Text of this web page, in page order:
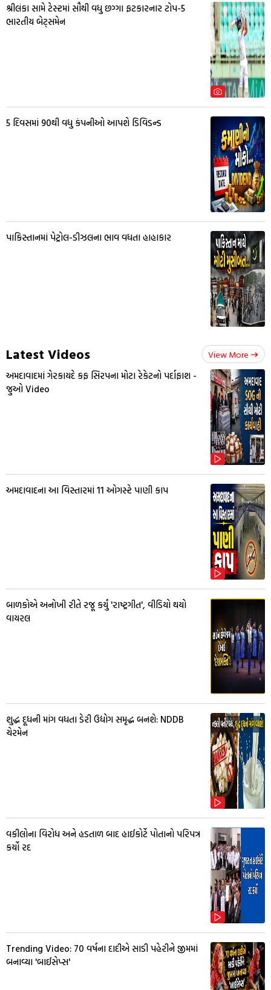
શ્રીલંકા સામે ટેસ્ટમાં સૌથી વધુ છગ્ગા ફટકારનાર ટોપ-5
ભારતીય બેટ્સમેન
5 દિવસમાં 90થી વધુ કંપનીઓ આપશે ડિવિડન્ડ
પાકિસ્તાનમાં પેટ્રોલ-ડીઝલના ભાવ વધતા હાહાકાર
Latest Videos View More
અમદાવાદમાં ગેરકાયદે કફ સિરપના મોટા રેકેટનો પર્દાફાશ -
જુઓ Video
અમદાવાદના આ વિસ્તારમાં 11 ઓગસ્ટે પાણી કાપ
બાળકોએ અનોખી રીતે રજૂ કર્યું 'રાષ્ટ્રગીત', વીડિયો થયો
વાયરલ
શુદ્ધ દૂધની માંગ વધતા ડેરી ઉદ્યોગ સમૃદ્ધ બનશે: NDDB
ચેરમેન
વકીલોના વિરોધ અને હડતાળ બાદ હાઈકોર્ટે પોતાનો પરિપત્ર
કર્યો રદ
Trending Video: 70 વર્ષના દાદીએ સાડી પહેરીને જીમમાં
બનાવ્યા 'બાઈસેપ્સ'